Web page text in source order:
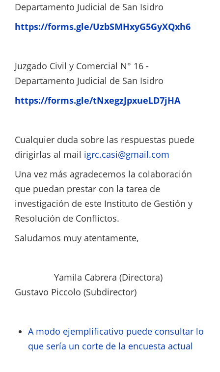
Departamento Judicial de San Isidro
https://forms.gle/UzbSMHxyG5GyXQxh6
Juzgado Civil y Comercial N° 16 -
Departamento Judicial de San Isidro
https://forms.gle/tNxegzJpxueLD7jHA
Cualquier duda sobre las respuestas puede
dirigirlas al mail igrc.casi@gmail.com
Una vez más agradecemos la colaboración
que puedan prestar con la tarea de
investigación de este Instituto de Gestión y
Resolución de Conflictos.
Saludamos muy atentamente,
Yamila Cabrera (Directora)
Gustavo Piccolo (Subdirector)
A modo ejemplificativo puede consultar lo
que sería un corte de la encuesta actual